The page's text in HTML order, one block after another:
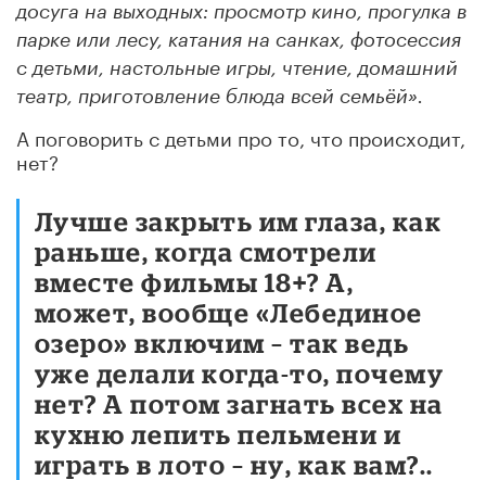
досуга на выходных: просмотр кино, прогулка в
парке или лесу, катания на санках, фотосессия
с детьми, настольные игры, чтение, домашний
театр, приготовление блюда всей семьёй».
А поговорить с детьми про то, что происходит,
нет?
Лучше закрыть им глаза, как
раньше, когда смотрели
вместе фильмы 18+? А,
может, вообще «Лебединое
озеро» включим – так ведь
уже делали когда-то, почему
нет? А потом загнать всех на
кухню лепить пельмени и
играть в лото – ну, как вам?..